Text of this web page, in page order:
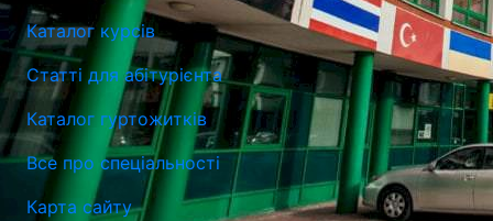
Каталог курсів
Статті для абітурієнта
Каталог гуртожитків
Все про спеціальності
Карта сайту